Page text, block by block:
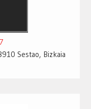
Sestao, Bizkaia